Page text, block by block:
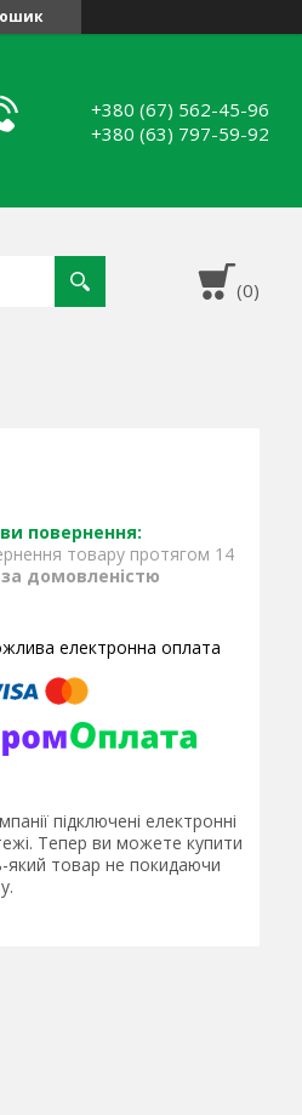
+380 (67) 562-45-96
+380 (63) 797-59-92
товару протягом 14
за домовленістю
підключені електронні
Тепер ви можете купити
який товар не покидаючи